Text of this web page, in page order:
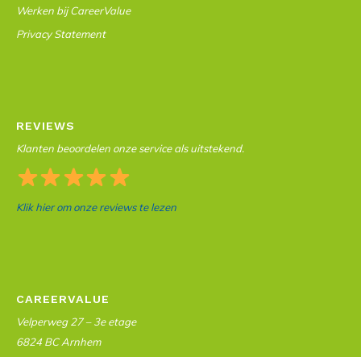
Werken bij CareerValue
Privacy Statement
REVIEWS
Klanten beoordelen onze service als uitstekend.
Klik hier om onze reviews te lezen
CAREERVALUE
Velperweg 27 – 3e etage
6824 BC Arnhem